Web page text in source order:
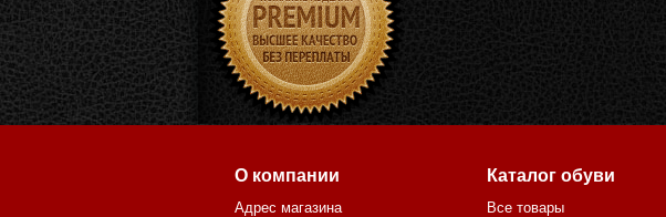
О компании
Адрес магазина
Каталог обуви
Все товары